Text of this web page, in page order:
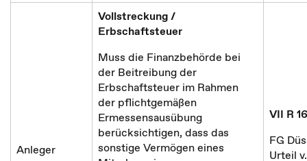
Anleger
Vollstreckung /
Erbschaftsteuer
Muss die Finanzbehörde bei
der Beitreibung der
Erbschaftsteuer im Rahmen
der pflichtgemäßen
Ermessensausübung
berücksichtigen, dass das
sonstige Vermögen eines
VII R
FG
Urteil v.